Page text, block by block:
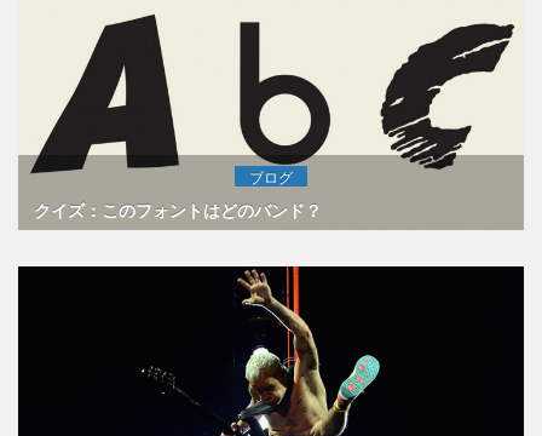
ブログ
クイズ：このフォントはどのバンド？